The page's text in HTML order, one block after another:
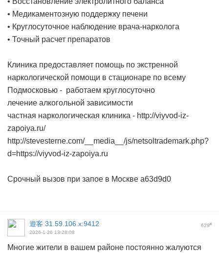
• Медикаментозную поддержку печени
• Круглосуточное наблюдение врача-нарколога
• Точный расчет препаратов
Клиника предоставляет помощь по экстренной
наркологической помощи в стационаре по всему
Подмосковью - работаем круглосуточно
лечение алкогольной зависимости
частная наркологическая клиника - http://viyvod-iz-
zapoiya.ru/
http://stevesterne.com/__media__/js/netsoltrademark.php?
d=https://viyvod-iz-zapoiya.ru
Срочный вызов при запое в Москве a63d9d0
629#
遊客 31.59.106.x:9412
2026-1-26 13:28:08
Многие жители в вашем районе постоянно жалуются